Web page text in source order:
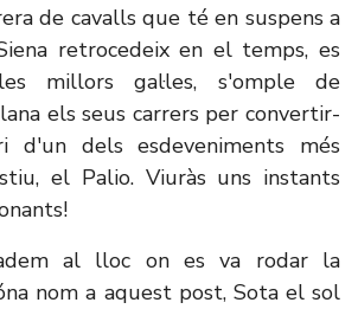
de cavalls que té en suspens a
retrocedeix en el temps, es
millors gal·les, s'omple de
els seus carrers per convertir-
d'un dels esdeveniments més
el Palio. Viuràs uns instants
al lloc on es va rodar la
nom a aquest post, Sota el sol